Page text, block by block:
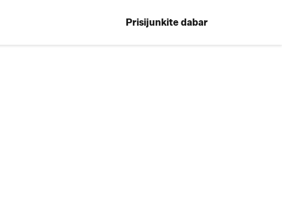
Prisijunkite dabar